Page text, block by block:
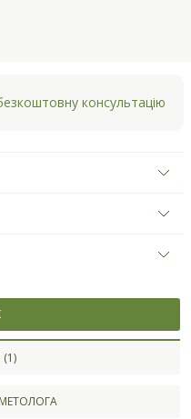
консультацію
(1)